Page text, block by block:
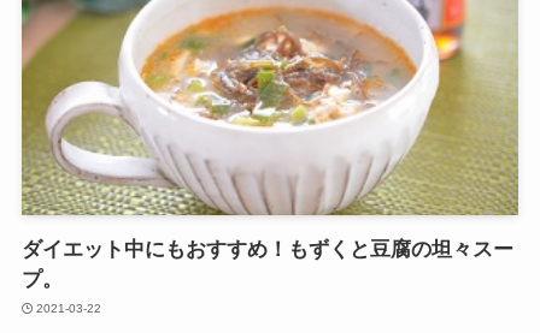
ダイエット中にもおすすめ！もずくと豆腐の坦々スー
プ。
2021-03-22